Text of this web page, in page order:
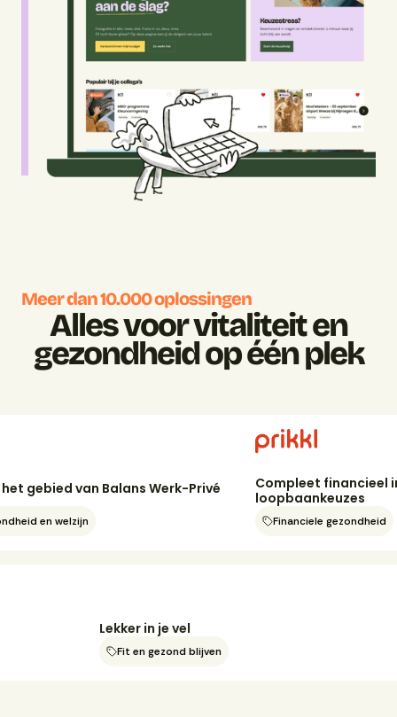
Meer dan 10.000 oplossingen
Alles voor vitaliteit en
gezondheid op één plek
van Balans Werk-Privé
welzijn
Compleet financieel inzicht
loopbaankeuzes
Financiele gezondheid
Lekker in je vel
Fit en gezond blijven